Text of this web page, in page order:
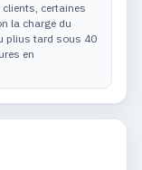
certaines
la charge du
plius tard sous 40
en